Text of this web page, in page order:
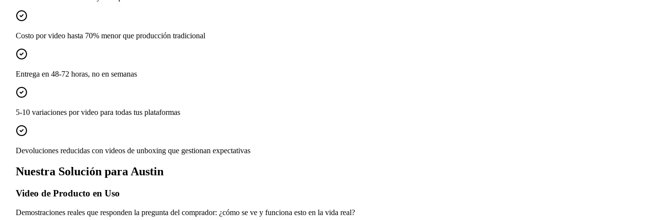
Costo por video hasta 70% menor que producción tradicional
Entrega en 48-72 horas, no en semanas
5-10 variaciones por video para todas tus plataformas
Devoluciones reducidas con videos de unboxing que gestionan expectativas
Nuestra Solución para Austin
Video de Producto en Uso
Demostraciones reales que responden la pregunta del comprador: ¿cómo se ve y funciona esto en la vida real?